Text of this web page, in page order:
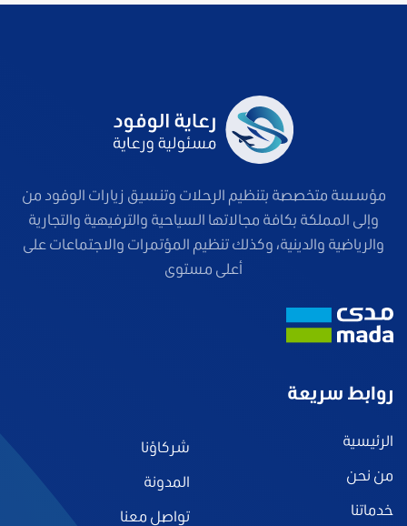
مؤسسة متخصصة بتنظيم الرحلات وتنسيق زيارات الوفود من
وإلى المملكة بكافة مجالاتها السياحية والترفيهية والتجارية
والرياضية والدينية، وكذلك تنظيم المؤتمرات والاجتماعات على
أعلى مستوى
روابط سريعة
الرئيسية
من نحن
خدماتنا
شركاؤنا
المدونة
تواصل معنا